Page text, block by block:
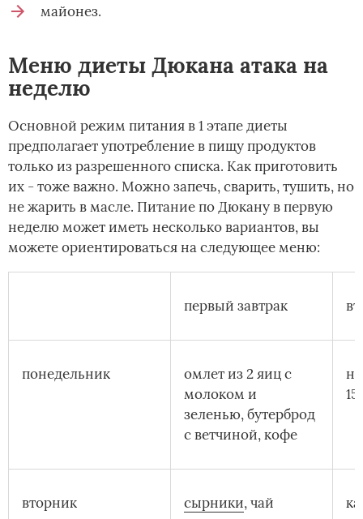
майонез.
Меню диеты Дюкана атака на
неделю
Основной режим питания в 1 этапе диеты
предполагает употребление в пищу продуктов
только из разрешенного списка. Как приготовить
их - тоже важно. Можно запечь, сварить, тушить, но
не жарить в масле. Питание по Дюкану в первую
неделю может иметь несколько вариантов, вы
можете ориентироваться на следующее меню:
первый завтрак
понедельник
омлет из 2 яиц с
молоком и
зеленью, бутерброд
с ветчиной, кофе
вторник сырники, чай